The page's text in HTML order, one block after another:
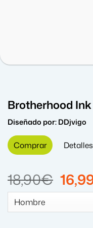
Brotherhood Ink
Diseñado por:DDjvigo
Comprar Detalles
18,90€ El